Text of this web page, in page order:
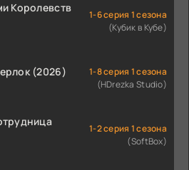
Королевств
1-6 серия 1 сезона
(Кубик в Кубе)
(2026)
1-8 серия 1 сезона
(HDrezka Studio)
1-2 серия 1 сезона
(SoftBox)